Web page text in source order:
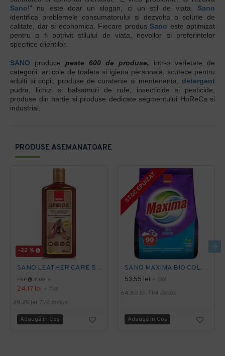
PRODUSE ASEMANATOARE
-22 %
SANO LEATHER CARE 500 ml
PRP 31,09 lei
24,17 lei + TVA
29,25 lei TVA inclus
Adaugă în Coş
STOC EPUIZAT
SANO MAXIMA BIO COLOR DETERGENT PUDRA, 3.25 Kg
53,55 lei + TVA
64,80 lei TVA inclus
Adaugă în Coş
Sano!” nu este doar un slogan, ci un stil de viata. Sano
identifica problemele consumatorului si dezvolta o solutie de
calitate, dar si economica. Fiecare produs Sano este optimizat
pentru a fi potrivit stilului de viata, nevoilor si preferintelor
specifice clientilor.
SANO produce peste 600 de produse, intr-o varietate de
categorii: articole de toaleta si igiena personala, scutece pentru
adulti si copii, produse de curatenie si mentenanta, detergent
pudra, lichizi si balsamuri de rufe, insecticide si pesticide,
produse din hartie si produse dedicate segmentului HoReCa si
industrial.